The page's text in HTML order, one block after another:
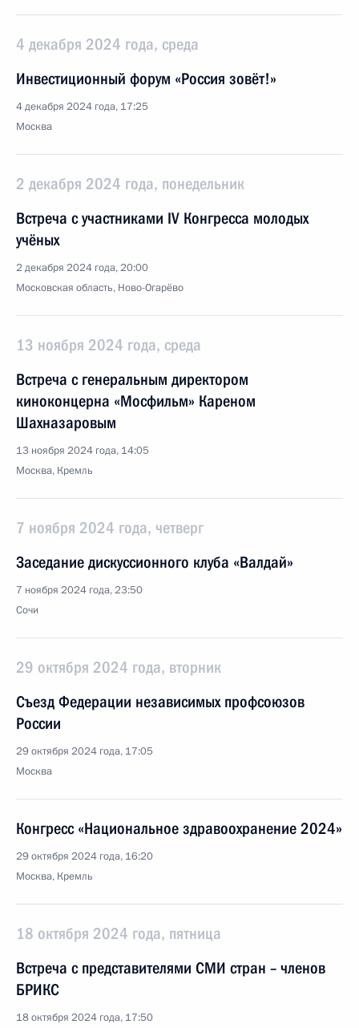
4 декабря 2024 года, среда
Инвестиционный форум «Россия зовёт!»
4 декабря 2024 года, 17:25
Москва
2 декабря 2024 года, понедельник
Встреча с участниками IV Конгресса молодых
учёных
2 декабря 2024 года, 20:00
Московская область, Ново-Огарёво
13 ноября 2024 года, среда
Встреча с генеральным директором
киноконцерна «Мосфильм» Кареном
Шахназаровым
13 ноября 2024 года, 14:05
Москва, Кремль
7 ноября 2024 года, четверг
Заседание дискуссионного клуба «Валдай»
7 ноября 2024 года, 23:50
Сочи
29 октября 2024 года, вторник
Съезд Федерации независимых профсоюзов
России
29 октября 2024 года, 17:05
Москва
Конгресс «Национальное здравоохранение 2024»
29 октября 2024 года, 16:20
Москва, Кремль
18 октября 2024 года, пятница
Встреча с представителями СМИ стран – членов
БРИКС
18 октября 2024 года, 17:50